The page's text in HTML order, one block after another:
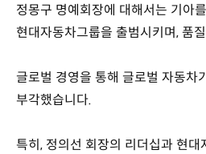
정몽구 명예회장에 대해서는 기아
현대자동차그룹을 출범시키며, 품
글로벌 경영을 통해 글로벌 자동차
부각했습니다.
특히, 정의선 회장의 리더십과 현대